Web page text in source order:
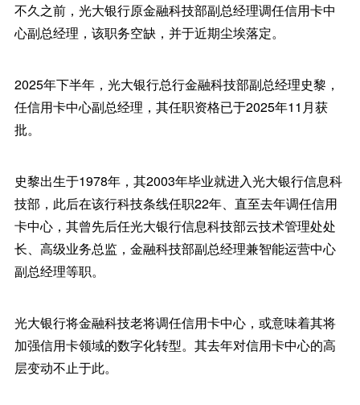
不久之前，光大银行原金融科技部副总经理调任信用卡中
心副总经理，该职务空缺，并于近期尘埃落定。
2025年下半年，光大银行总行金融科技部副总经理史黎，
任信用卡中心副总经理，其任职资格已于2025年11月获
批。
史黎出生于1978年，其2003年毕业就进入光大银行信息科
技部，此后在该行科技条线任职22年、直至去年调任信用
卡中心，其曾先后任光大银行信息科技部云技术管理处处
长、高级业务总监，金融科技部副总经理兼智能运营中心
副总经理等职。
光大银行将金融科技老将调任信用卡中心，或意味着其将
加强信用卡领域的数字化转型。其去年对信用卡中心的高
层变动不止于此。